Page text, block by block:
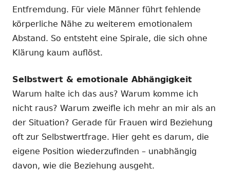
Entfremdung. Für viele Männer führt fehlende
körperliche Nähe zu weiterem emotionalem
Abstand. So entsteht eine Spirale, die sich ohne
Klärung kaum auflöst.
Selbstwert & emotionale Abhängigkeit
Warum halte ich das aus? Warum komme ich
nicht raus? Warum zweifle ich mehr an mir als an
der Situation? Gerade für Frauen wird Beziehung
oft zur Selbstwertfrage. Hier geht es darum, die
eigene Position wiederzufinden – unabhängig
davon, wie die Beziehung ausgeht.